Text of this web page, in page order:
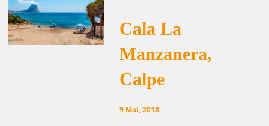
Cala La
Manzanera,
Calpe
9 Mai, 2018